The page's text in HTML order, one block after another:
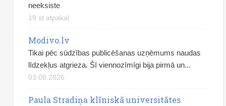
neeksiste
19 st atpakaļ
Modivo.lv
Tikai pēc sūdzības publicēšanas uzņēmums naudas
līdzekļus atgrieza. Šī viennozīmīgi bija pirmā un...
03.08.2026
Paula Stradiņa klīniskā universitātes